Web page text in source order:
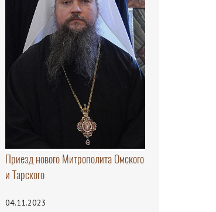
Приезд нового Митрополита Омского
и Тарского
04.11.2023